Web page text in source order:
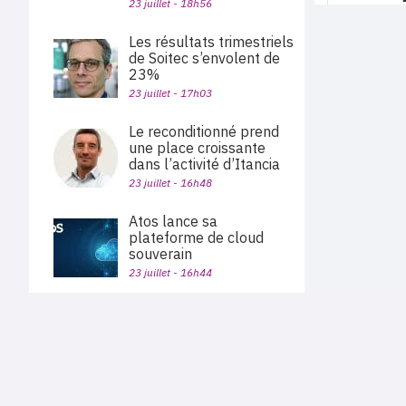
23 juillet - 18h56
Les résultats trimestriels
de Soitec s’envolent de
23%
23 juillet - 17h03
Le reconditionné prend
une place croissante
dans l’activité d’Itancia
23 juillet - 16h48
Atos lance sa
plateforme de cloud
souverain
23 juillet - 16h44